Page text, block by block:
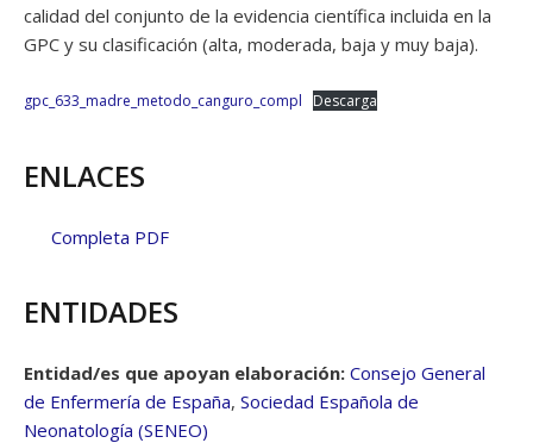
calidad del conjunto de la evidencia científica incluida en la
GPC y su clasificación (alta, moderada, baja y muy baja).
gpc_633_madre_metodo_canguro_compl Descarga
ENLACES
Completa PDF
ENTIDADES
Entidad/es que apoyan elaboración: Consejo General
de Enfermería de España, Sociedad Española de
Neonatología (SENEO)